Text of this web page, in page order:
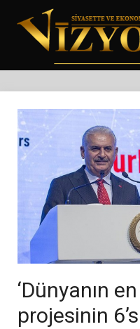
‘Dünyanın
projesinin